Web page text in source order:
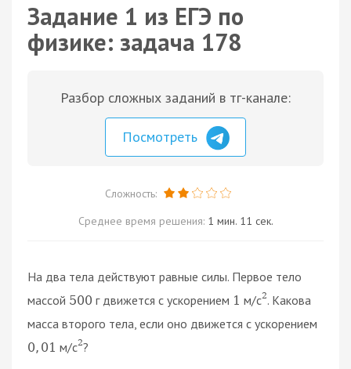
Задание 1 из ЕГЭ по
физике: задача 178
Разбор сложных заданий в тг-канале:
Посмотреть
Сложность:
Среднее время решения: 1 мин. 11 сек.
На два тела действуют равные силы. Первое тело
массой 500 г движется с ускорением 1 м/с2. Какова
масса второго тела, если оно движется с ускорением
0, 01 м/с2?